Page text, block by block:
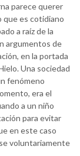
parece querer
que es cotidiano
a raíz de la
argumentos de
en la portada
Una sociedad
fenómeno
era el
a un niño
para evitar
en este caso
voluntariamente